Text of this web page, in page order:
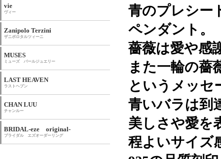
青のプレシー
ペンダント。
薔薇は愛や感
また一輪の薔
というメッセ
青いバラは到
美しさや愛を
程よいサイズ
vie
ヴィー
Zanipolo Terzini
ザニポロタルツィーニ
MUSES
ミューズ パールジュエリー
LAST HEAVEN
ラストヘブン
CHAN LUU
チャンルー
BRIDAL-eze original-
ブライダル エズオーダーリング